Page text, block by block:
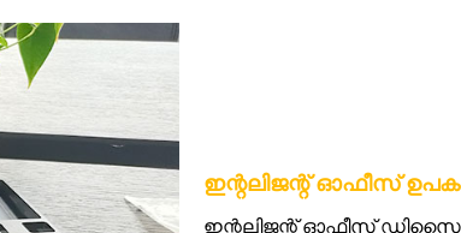
ഇന്റലിജന്റ് ഓഫീസ്
ഇന്റലിജന്റ് ഓഫീസ്